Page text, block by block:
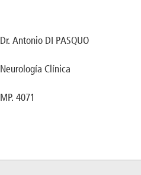
Dr. Antonio DI PASQUO
Neurología Clínica
MP. 4071